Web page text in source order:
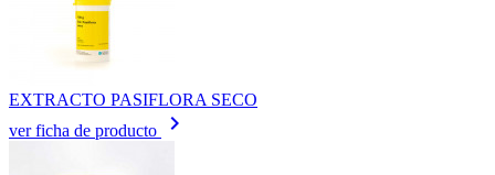
EXTRACTO PASIFLORA SECO
ver ficha de producto
keyboard_arrow_right